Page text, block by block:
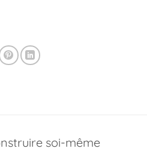
soi-même